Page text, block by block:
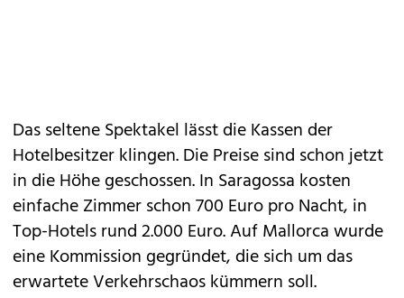
Das seltene Spektakel lässt die Kassen der
Hotelbesitzer klingen. Die Preise sind schon jetzt
in die Höhe geschossen. In Saragossa kosten
einfache Zimmer schon 700 Euro pro Nacht, in
Top-Hotels rund 2.000 Euro. Auf Mallorca wurde
eine Kommission gegründet, die sich um das
erwartete Verkehrschaos kümmern soll.